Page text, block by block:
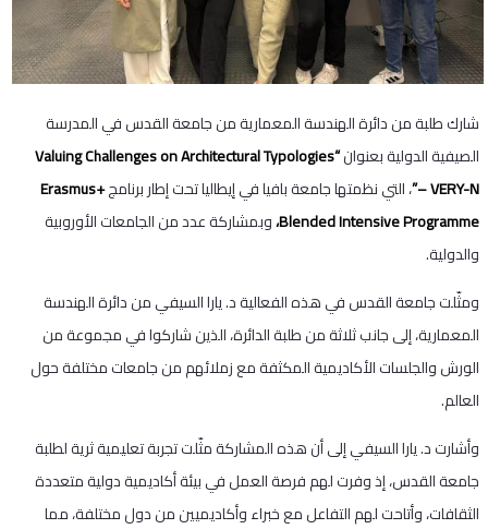
شارك طلبة من دائرة الهندسة المعمارية من جامعة القدس في المدرسة
الصيفية الدولية بعنوان“Valuing Challenges on Architectural Typologies
– VERY-N”، التي نظمتها جامعة بافيا في إيطاليا تحت إطار برنامجErasmus+
Blended Intensive Programme، وبمشاركة عدد من الجامعات الأوروبية
والدولية.
ومثّلت جامعة القدس في هذه الفعالية د. يارا السيفي من دائرة الهندسة
المعمارية، إلى جانب ثلاثة من طلبة الدائرة، الذين شاركوا في مجموعة من
الورش والجلسات الأكاديمية المكثفة مع زملائهم من جامعات مختلفة حول
العالم.
وأشارت د. يارا السيفي إلى أن هذه المشاركة مثّلت تجربة تعليمية ثرية لطلبة
جامعة القدس، إذ وفرت لهم فرصة العمل في بيئة أكاديمية دولية متعددة
الثقافات، وأتاحت لهم التفاعل مع خبراء وأكاديميين من دول مختلفة، مما